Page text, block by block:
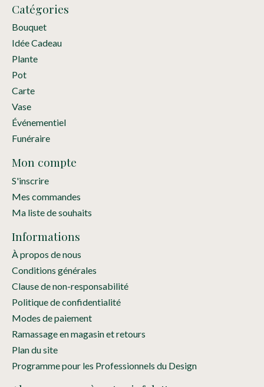
Catégories
Bouquet
Idée Cadeau
Plante
Pot
Carte
Vase
Événementiel
Funéraire
Mon compte
S'inscrire
Mes commandes
Ma liste de souhaits
Informations
À propos de nous
Conditions générales
Clause de non-responsabilité
Politique de confidentialité
Modes de paiement
Ramassage en magasin et retours
Plan du site
Programme pour les Professionnels du Design